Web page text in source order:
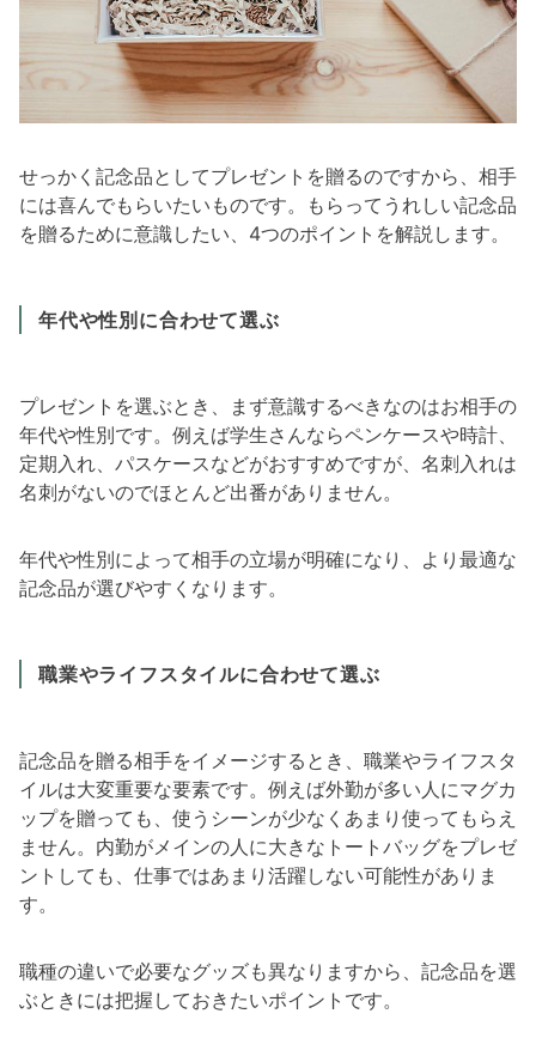
せっかく記念品としてプレゼントを贈るのですから、相手
には喜んでもらいたいものです。もらってうれしい記念品
を贈るために意識したい、4つのポイントを解説します。
年代や性別に合わせて選ぶ
プレゼントを選ぶとき、まず意識するべきなのはお相手の
年代や性別です。例えば学生さんならペンケースや時計、
定期入れ、パスケースなどがおすすめですが、名刺入れは
名刺がないのでほとんど出番がありません。
年代や性別によって相手の立場が明確になり、より最適な
記念品が選びやすくなります。
職業やライフスタイルに合わせて選ぶ
記念品を贈る相手をイメージするとき、職業やライフスタ
イルは大変重要な要素です。例えば外勤が多い人にマグカ
ップを贈っても、使うシーンが少なくあまり使ってもらえ
ません。内勤がメインの人に大きなトートバッグをプレゼ
ントしても、仕事ではあまり活躍しない可能性がありま
す。
職種の違いで必要なグッズも異なりますから、記念品を選
ぶときには把握しておきたいポイントです。